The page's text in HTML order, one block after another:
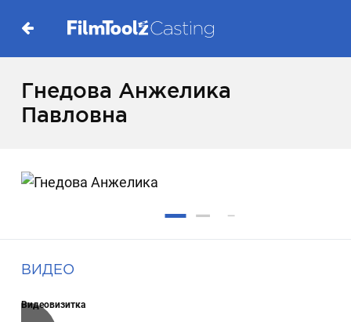
Гнедова Анжелика
Павловна
ВИДЕО
Видеовизитка